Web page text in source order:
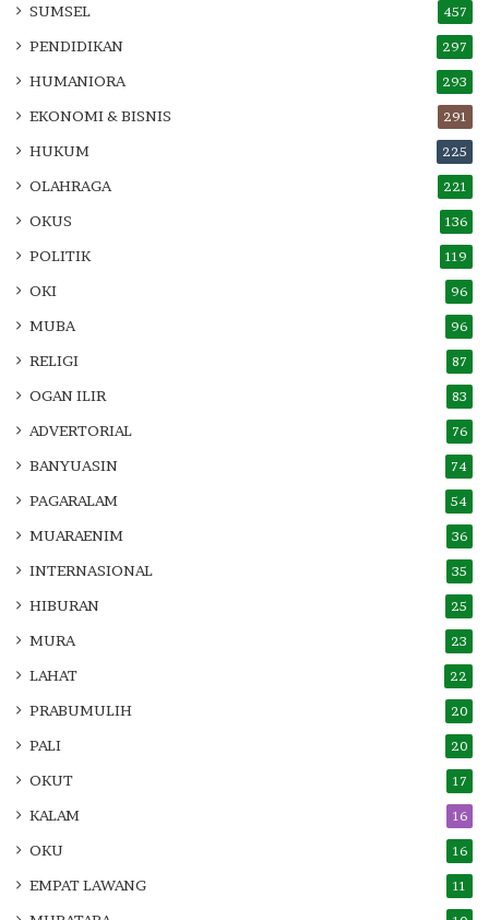
SUMSEL 457
PENDIDIKAN 297
HUMANIORA 293
EKONOMI & BISNIS 291
HUKUM 225
OLAHRAGA 221
OKUS 136
POLITIK 119
OKI 96
MUBA 96
RELIGI 87
OGAN ILIR 83
ADVERTORIAL 76
BANYUASIN 74
PAGARALAM 54
MUARAENIM 36
INTERNASIONAL 35
HIBURAN 25
MURA 23
LAHAT 22
PRABUMULIH 20
PALI 20
OKUT 17
KALAM 16
OKU 16
EMPAT LAWANG 11